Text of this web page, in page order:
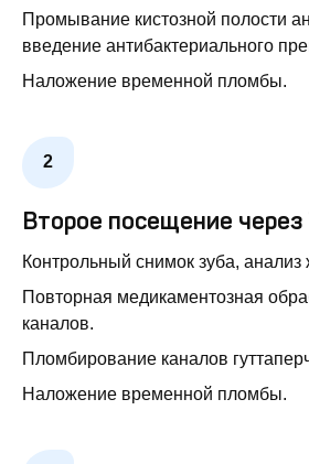
Промывание кистозной полости
введение антибактериального
Наложение временной пломбы.
Второе посещение
Контрольный снимок зуба,
Повторная медикаментозная
каналов.
Пломбирование каналов
Наложение временной пломбы.